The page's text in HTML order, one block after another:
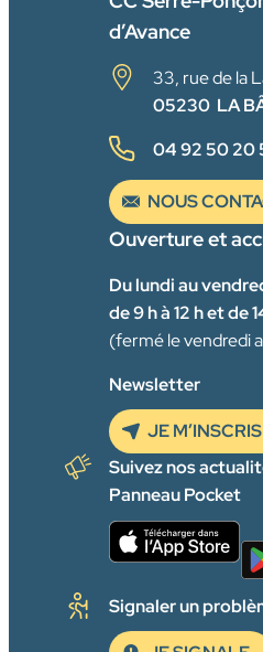
d’Avance
33, rue de la
05230 LA
04 92 50 20
NOUS
Ouverture et
Du lundi au
de 9 h à 12 h et de
(fermé le vendredi
Newsletter
JE M’INSCRIS
Suivez nos
Panneau Pocket
Signaler un